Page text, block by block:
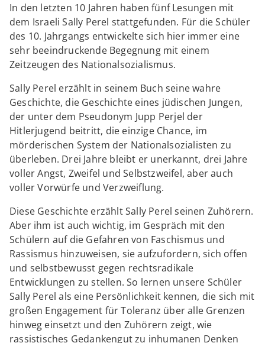
In den letzten 10 Jahren haben fünf Lesungen mit
dem Israeli Sally Perel stattgefunden. Für die Schüler
des 10. Jahrgangs entwickelte sich hier immer eine
sehr beeindruckende Begegnung mit einem
Zeitzeugen des Nationalsozialismus.
Sally Perel erzählt in seinem Buch seine wahre
Geschichte, die Geschichte eines jüdischen Jungen,
der unter dem Pseudonym Jupp Perjel der
Hitlerjugend beitritt, die einzige Chance, im
mörderischen System der Nationalsozialisten zu
überleben. Drei Jahre bleibt er unerkannt, drei Jahre
voller Angst, Zweifel und Selbstzweifel, aber auch
voller Vorwürfe und Verzweiflung.
Diese Geschichte erzählt Sally Perel seinen Zuhörern.
Aber ihm ist auch wichtig, im Gespräch mit den
Schülern auf die Gefahren von Faschismus und
Rassismus hinzuweisen, sie aufzufordern, sich offen
und selbstbewusst gegen rechtsradikale
Entwicklungen zu stellen. So lernen unsere Schüler
Sally Perel als eine Persönlichkeit kennen, die sich mit
großen Engagement für Toleranz über alle Grenzen
hinweg einsetzt und den Zuhörern zeigt, wie
rassistisches Gedankengut zu inhumanen Denken